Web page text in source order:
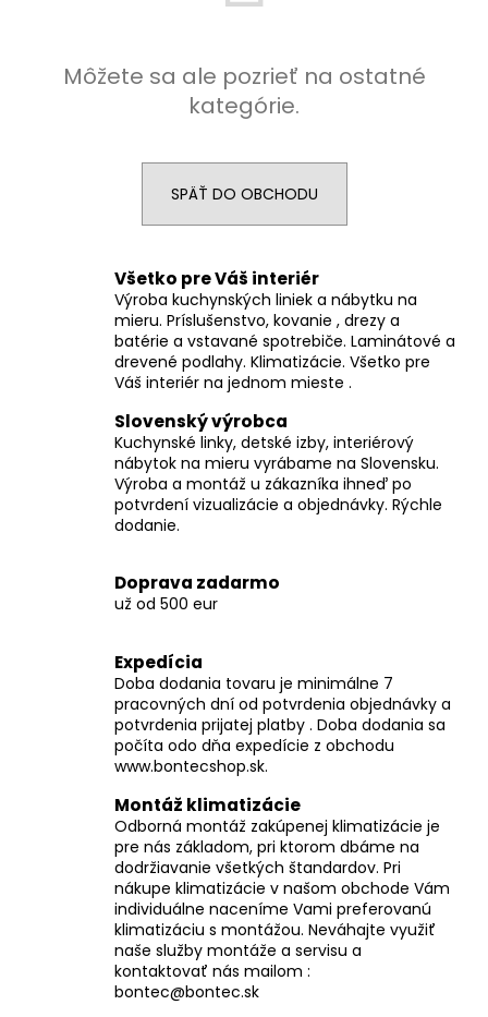
Môžete sa ale pozrieť na ostatné
kategórie.
SPÄŤ DO OBCHODU
Všetko pre Váš interiér
Výroba kuchynských liniek a nábytku na
mieru. Príslušenstvo, kovanie , drezy a
batérie a vstavané spotrebiče. Laminátové a
drevené podlahy. Klimatizácie. Všetko pre
Váš interiér na jednom mieste .
Slovenský výrobca
Kuchynské linky, detské izby, interiérový
nábytok na mieru vyrábame na Slovensku.
Výroba a montáž u zákazníka ihneď po
potvrdení vizualizácie a objednávky. Rýchle
dodanie.
Doprava zadarmo
už od 500 eur
Expedícia
Doba dodania tovaru je minimálne 7
pracovných dní od potvrdenia objednávky a
potvrdenia prijatej platby . Doba dodania sa
počíta odo dňa expedície z obchodu
www.bontecshop.sk.
Montáž klimatizácie
Odborná montáž zakúpenej klimatizácie je
pre nás základom, pri ktorom dbáme na
dodržiavanie všetkých štandardov. Pri
nákupe klimatizácie v našom obchode Vám
individuálne naceníme Vami preferovanú
klimatizáciu s montážou. Neváhajte využiť
naše služby montáže a servisu a
kontaktovať nás mailom :
bontec@bontec.sk